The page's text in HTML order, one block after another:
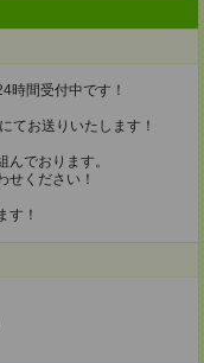
時間受付中です！
てお送りいたします！
でおります。
せください！
す！